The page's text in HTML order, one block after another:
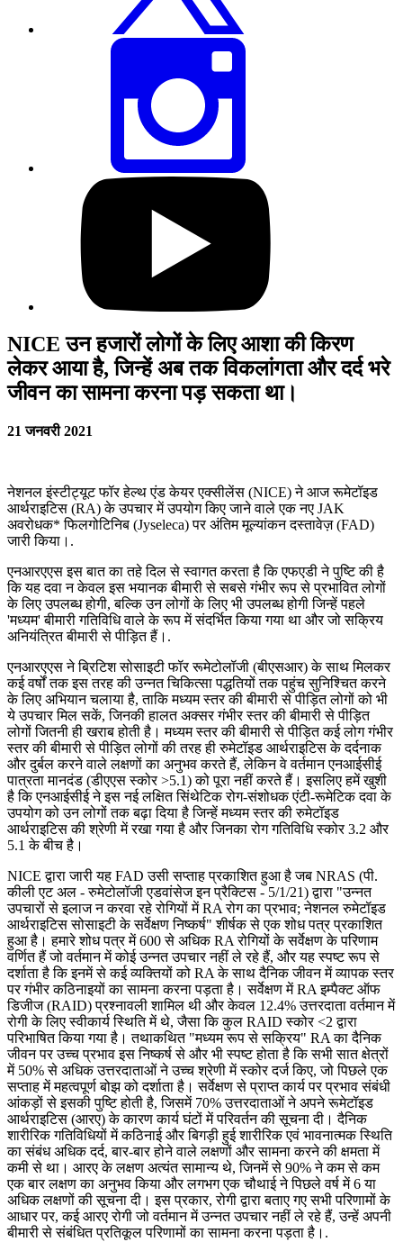
प्रोफाइल
NICE उन हजारों लोगों के लिए आशा की किरण
लेकर आया है, जिन्हें अब तक विकलांगता और दर्द भरे
जीवन का सामना करना पड़ सकता था।
21 जनवरी 2021
नेशनल इंस्टीट्यूट फॉर हेल्थ एंड केयर एक्सीलेंस (NICE) ने आज रूमेटॉइड
आर्थराइटिस (RA) के उपचार में उपयोग किए जाने वाले एक नए JAK
अवरोधक* फिलगोटिनिब (Jyseleca) पर अंतिम मूल्यांकन दस्तावेज़ (FAD)
जारी किया।.
एनआरएएस इस बात का तहे दिल से स्वागत करता है कि एफएडी ने पुष्टि की है
कि यह दवा न केवल इस भयानक बीमारी से सबसे गंभीर रूप से प्रभावित लोगों
के लिए उपलब्ध होगी, बल्कि उन लोगों के लिए भी उपलब्ध होगी जिन्हें पहले
'मध्यम' बीमारी गतिविधि वाले के रूप में संदर्भित किया गया था और जो सक्रिय
अनियंत्रित बीमारी से पीड़ित हैं।.
एनआरएएस ने ब्रिटिश सोसाइटी फॉर रूमेटोलॉजी (बीएसआर) के साथ मिलकर
कई वर्षों तक इस तरह की उन्नत चिकित्सा पद्धतियों तक पहुंच सुनिश्चित करने
के लिए अभियान चलाया है, ताकि मध्यम स्तर की बीमारी से पीड़ित लोगों को भी
ये उपचार मिल सकें, जिनकी हालत अक्सर गंभीर स्तर की बीमारी से पीड़ित
लोगों जितनी ही खराब होती है। मध्यम स्तर की बीमारी से पीड़ित कई लोग गंभीर
स्तर की बीमारी से पीड़ित लोगों की तरह ही रुमेटॉइड आर्थराइटिस के दर्दनाक
और दुर्बल करने वाले लक्षणों का अनुभव करते हैं, लेकिन वे वर्तमान एनआईसीई
पात्रता मानदंड (डीएएस स्कोर >5.1) को पूरा नहीं करते हैं। इसलिए हमें खुशी
है कि एनआईसीई ने इस नई लक्षित सिंथेटिक रोग-संशोधक एंटी-रूमेटिक दवा के
उपयोग को उन लोगों तक बढ़ा दिया है जिन्हें मध्यम स्तर की रुमेटॉइड
आर्थराइटिस की श्रेणी में रखा गया है और जिनका रोग गतिविधि स्कोर 3.2 और
5.1 के बीच है।
NICE द्वारा जारी यह FAD उसी सप्ताह प्रकाशित हुआ है जब NRAS (पी.
कीली एट अल - रुमेटोलॉजी एडवांसेज इन प्रैक्टिस - 5/1/21) द्वारा "उन्नत
उपचारों से इलाज न करवा रहे रोगियों में RA रोग का प्रभाव; नेशनल रुमेटॉइड
आर्थराइटिस सोसाइटी के सर्वेक्षण निष्कर्ष" शीर्षक से एक शोध पत्र प्रकाशित
हुआ है। हमारे शोध पत्र में 600 से अधिक RA रोगियों के सर्वेक्षण के परिणाम
वर्णित हैं जो वर्तमान में कोई उन्नत उपचार नहीं ले रहे हैं, और यह स्पष्ट रूप से
दर्शाता है कि इनमें से कई व्यक्तियों को RA के साथ दैनिक जीवन में व्यापक स्तर
पर गंभीर कठिनाइयों का सामना करना पड़ता है। सर्वेक्षण में RA इम्पैक्ट ऑफ
डिजीज (RAID) प्रश्नावली शामिल थी और केवल 12.4% उत्तरदाता वर्तमान में
रोगी के लिए स्वीकार्य स्थिति में थे, जैसा कि कुल RAID स्कोर <2 द्वारा
परिभाषित किया गया है। तथाकथित "मध्यम रूप से सक्रिय" RA का दैनिक
जीवन पर उच्च प्रभाव इस निष्कर्ष से और भी स्पष्ट होता है कि सभी सात क्षेत्रों
में 50% से अधिक उत्तरदाताओं ने उच्च श्रेणी में स्कोर दर्ज किए, जो पिछले एक
सप्ताह में महत्वपूर्ण बोझ को दर्शाता है। सर्वेक्षण से प्राप्त कार्य पर प्रभाव संबंधी
आंकड़ों से इसकी पुष्टि होती है, जिसमें 70% उत्तरदाताओं ने अपने रूमेटॉइड
आर्थराइटिस (आरए) के कारण कार्य घंटों में परिवर्तन की सूचना दी। दैनिक
शारीरिक गतिविधियों में कठिनाई और बिगड़ी हुई शारीरिक एवं भावनात्मक स्थिति
का संबंध अधिक दर्द, बार-बार होने वाले लक्षणों और सामना करने की क्षमता में
कमी से था। आरए के लक्षण अत्यंत सामान्य थे, जिनमें से 90% ने कम से कम
एक बार लक्षण का अनुभव किया और लगभग एक चौथाई ने पिछले वर्ष में 6 या
अधिक लक्षणों की सूचना दी। इस प्रकार, रोगी द्वारा बताए गए सभी परिणामों के
आधार पर, कई आरए रोगी जो वर्तमान में उन्नत उपचार नहीं ले रहे हैं, उन्हें अपनी
बीमारी से संबंधित प्रतिकूल परिणामों का सामना करना पड़ता है।.